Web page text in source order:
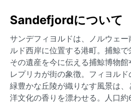
Sandefjordについて
サンデフィヨルドは、ノルウェー
ルド西岸に位置する港町。捕鯨で
その遺産を今に伝える捕鯨博物
レプリカが街の象徴。フィヨルド
緑豊かな丘陵が織りなす風景は
洋文化の香りを漂わせる。人口